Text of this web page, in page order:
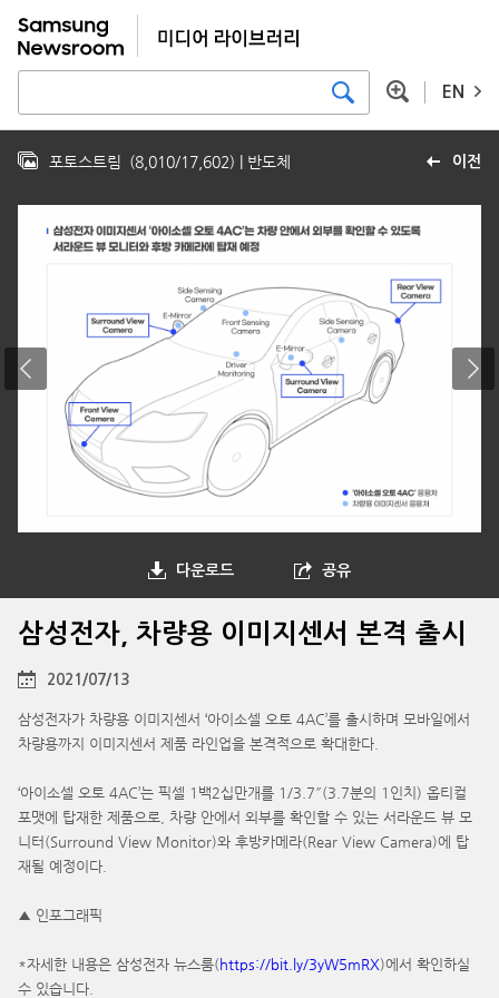
EN
이전
포토스트림 (8,010/17,602) | 반도체
다운로드 공유
삼성전자, 차량용 이미지센서 본격 출시
2021/07/13
삼성전자가 차량용 이미지센서 ‘아이소셀 오토 4AC’를 출시하며 모바일에서
차량용까지 이미지센서 제품 라인업을 본격적으로 확대한다.
‘아이소셀 오토 4AC’는 픽셀 1백2십만개를 1/3.7″(3.7분의 1인치) 옵티컬
포맷에 탑재한 제품으로, 차량 안에서 외부를 확인할 수 있는 서라운드 뷰 모
니터(Surround View Monitor)와 후방카메라(Rear View Camera)에 탑
재될 예정이다.
▲ 인포그래픽
*자세한 내용은 삼성전자 뉴스룸(https://bit.ly/3yW5mRX)에서 확인하실
수 있습니다.